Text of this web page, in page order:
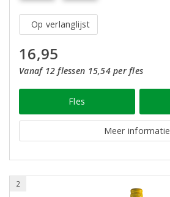
Op verlanglijst
16,95
Vanaf 12 flessen 15,54 per fles
Fles
Meer informatie
2